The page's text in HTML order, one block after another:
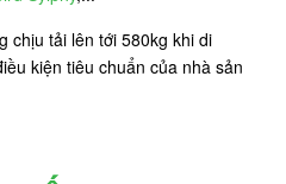
chịu tải lên tới 580kg khi di
kiện tiêu chuẩn của nhà sản